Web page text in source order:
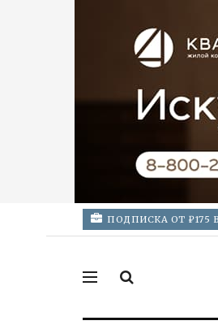
ПОДПИСКА ОТ ₽175